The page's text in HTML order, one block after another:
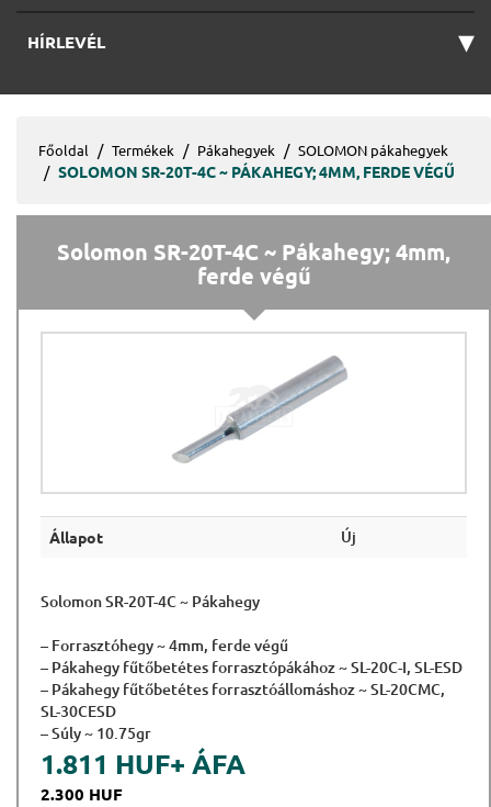
HÍRLEVÉL ▾
Főoldal Termékek Pákahegyek SOLOMON pákahegyek
SOLOMON SR-20T-4C ~ PÁKAHEGY; 4MM, FERDE VÉGŰ
Solomon SR-20T-4C ~ Pákahegy; 4mm,
ferde végű
Állapot Új
Solomon SR-20T-4C ~ Pákahegy
– Forrasztóhegy ~ 4mm, ferde végű
– Pákahegy fűtőbetétes forrasztópákához ~ SL-20C-I, SL-ESD
– Pákahegy fűtőbetétes forrasztóállomáshoz ~ SL-20CMC,
SL-30CESD
– Súly ~ 10.75gr
1.811 HUF+ ÁFA
2.300 HUF